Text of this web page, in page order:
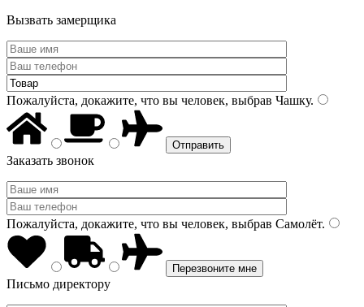
Вызвать замерщика
Пожалуйста, докажите, что вы человек, выбрав Чашку.
Заказать звонок
Пожалуйста, докажите, что вы человек, выбрав Самолёт.
Письмо директору